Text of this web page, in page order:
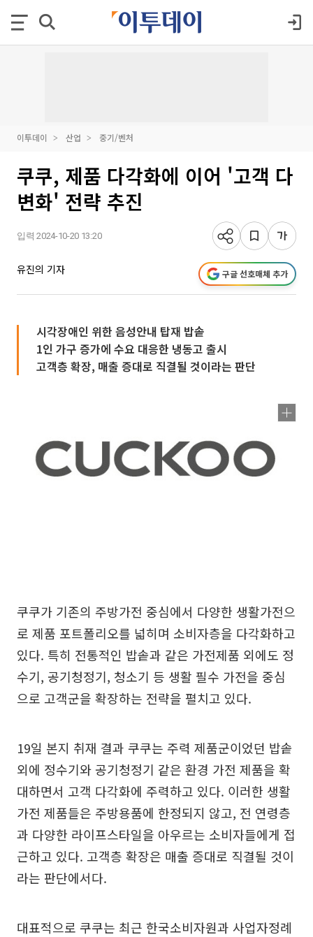
이투데이 산업 중기/벤처
쿠쿠, 제품 다각화에 이어 '고객 다
변화' 전략 추진
입력 2024-10-20 13:20
유진의 기자 구글 선호매체 추가
시각장애인 위한 음성안내 탑재 밥솥
1인 가구 증가에 수요 대응한 냉동고 출시
고객층 확장, 매출 증대로 직결될 것이라는 판단
쿠쿠가 기존의 주방가전 중심에서 다양한 생활가전으
로 제품 포트폴리오를 넓히며 소비자층을 다각화하고
있다. 특히 전통적인 밥솥과 같은 가전제품 외에도 정
수기, 공기청정기, 청소기 등 생활 필수 가전을 중심
으로 고객군을 확장하는 전략을 펼치고 있다.
19일 본지 취재 결과 쿠쿠는 주력 제품군이었던 밥솥
외에 정수기와 공기청정기 같은 환경 가전 제품을 확
대하면서 고객 다각화에 주력하고 있다. 이러한 생활
가전 제품들은 주방용품에 한정되지 않고, 전 연령층
과 다양한 라이프스타일을 아우르는 소비자들에게 접
근하고 있다. 고객층 확장은 매출 증대로 직결될 것이
라는 판단에서다.
대표적으로 쿠쿠는 최근 한국소비자원과 사업자정례